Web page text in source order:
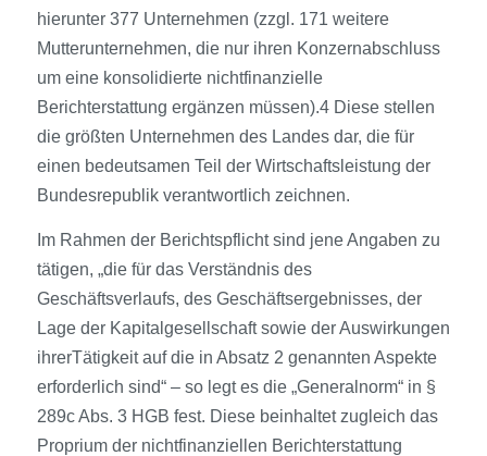
hierunter 377 Unternehmen (zzgl. 171 weitere
Mutterunternehmen, die nur ihren Konzernabschluss
um eine konsolidierte nichtfinanzielle
Berichterstattung ergänzen müssen).4 Diese stellen
die größten Unternehmen des Landes dar, die für
einen bedeutsamen Teil der Wirtschaftsleistung der
Bundesrepublik verantwortlich zeichnen.
Im Rahmen der Berichtspflicht sind jene Angaben zu
tätigen, „die für das Verständnis des
Geschäftsverlaufs, des Geschäftsergebnisses, der
Lage der Kapitalgesellschaft sowie der Auswirkungen
ihrerTätigkeit auf die in Absatz 2 genannten Aspekte
erforderlich sind“ – so legt es die „Generalnorm“ in §
289c Abs. 3 HGB fest. Diese beinhaltet zugleich das
Proprium der nichtfinanziellen Berichterstattung